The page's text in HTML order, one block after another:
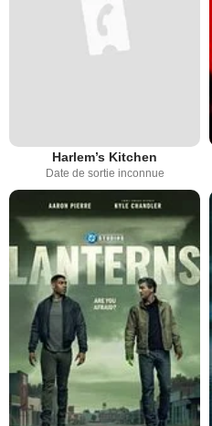
Harlem’s Kitchen
Date de sortie inconnue